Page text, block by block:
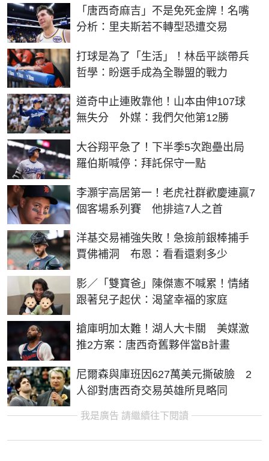
「唐西奇麻吉」不是免死金牌！名嘴
分析：里夫斯若不轉型恐遭交易
打球是為了「生活」！林岳平談帶兵
哲學：盼選手成為全聯盟的戰力
道奇中止連敗靠他！山本由伸107球
無失分 外媒：我們欠他第12勝
大谷翔平急了！下半季5次跑壘出局
羅伯斯喊停：拜託保守一點
李灝宇高居第一！老虎社群歡慶連贏7
個客場系列賽 他排這7人之首
洋基交易補強失敗！急撿前銀棒捕手
賈佛補洞 布恩：看看還剩多少
影／「雙寶爸」陳傑憲不喊累！情緒
跟著兒子起伏：渴望幸福的家庭
搶庫明加太難！湖人大卡關 美媒激
推2方案：唐西奇舊夥伴當B計畫
尼爾森與庫班因627萬美元撕破臉 2
人卻對唐西奇交易英雄所見略同
我是廣告 請繼續往下閱讀